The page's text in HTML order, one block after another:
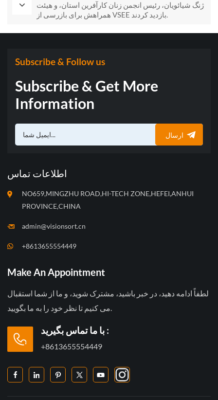
ژنگ شیائویان، رئیس انجمن زنان کارآفرین استان، و هیئت
همراهش برای بازرسی از VSEE بازدید کردند.
Subscribe & Follow us
Subscribe & Get More
Information
ارسال
اطلاعات تماس
NO659,MINGZHU ROAD,HI-TECH ZONE,HEFEI,ANHUI
PROVINCE,CHINA
admin@visionsort.cn
+8613655554449
Make An Appointment
لطفاً ادامه دهید، در خبر باشید، مشترک شوید، و ما از شما استقبال
می کنیم تا نظر خود را به ما بگویید.
با ما تماس بگیرید :
+8613655554449